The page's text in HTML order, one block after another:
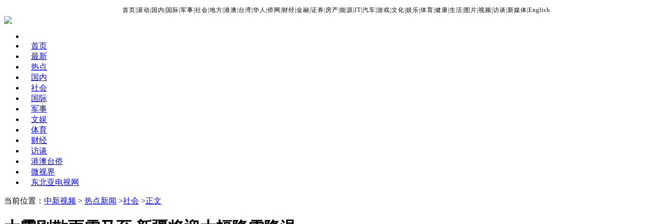
首页 滚动 国内 国际 军事 社会 地方 港澳 台湾 华人 侨网 财经 金融 证券 房产 能源 IT| 汽车 游戏 文化 娱乐 体育 健康 生活 图片 视频 访谈 新媒体 English
首页
最新
热点
国内
社会
国际
军事
文娱
体育
财经
访谈
港澳台侨
微视界
东北亚电视网
当前位置： 中新视频 > 热点新闻 >社会 >正文